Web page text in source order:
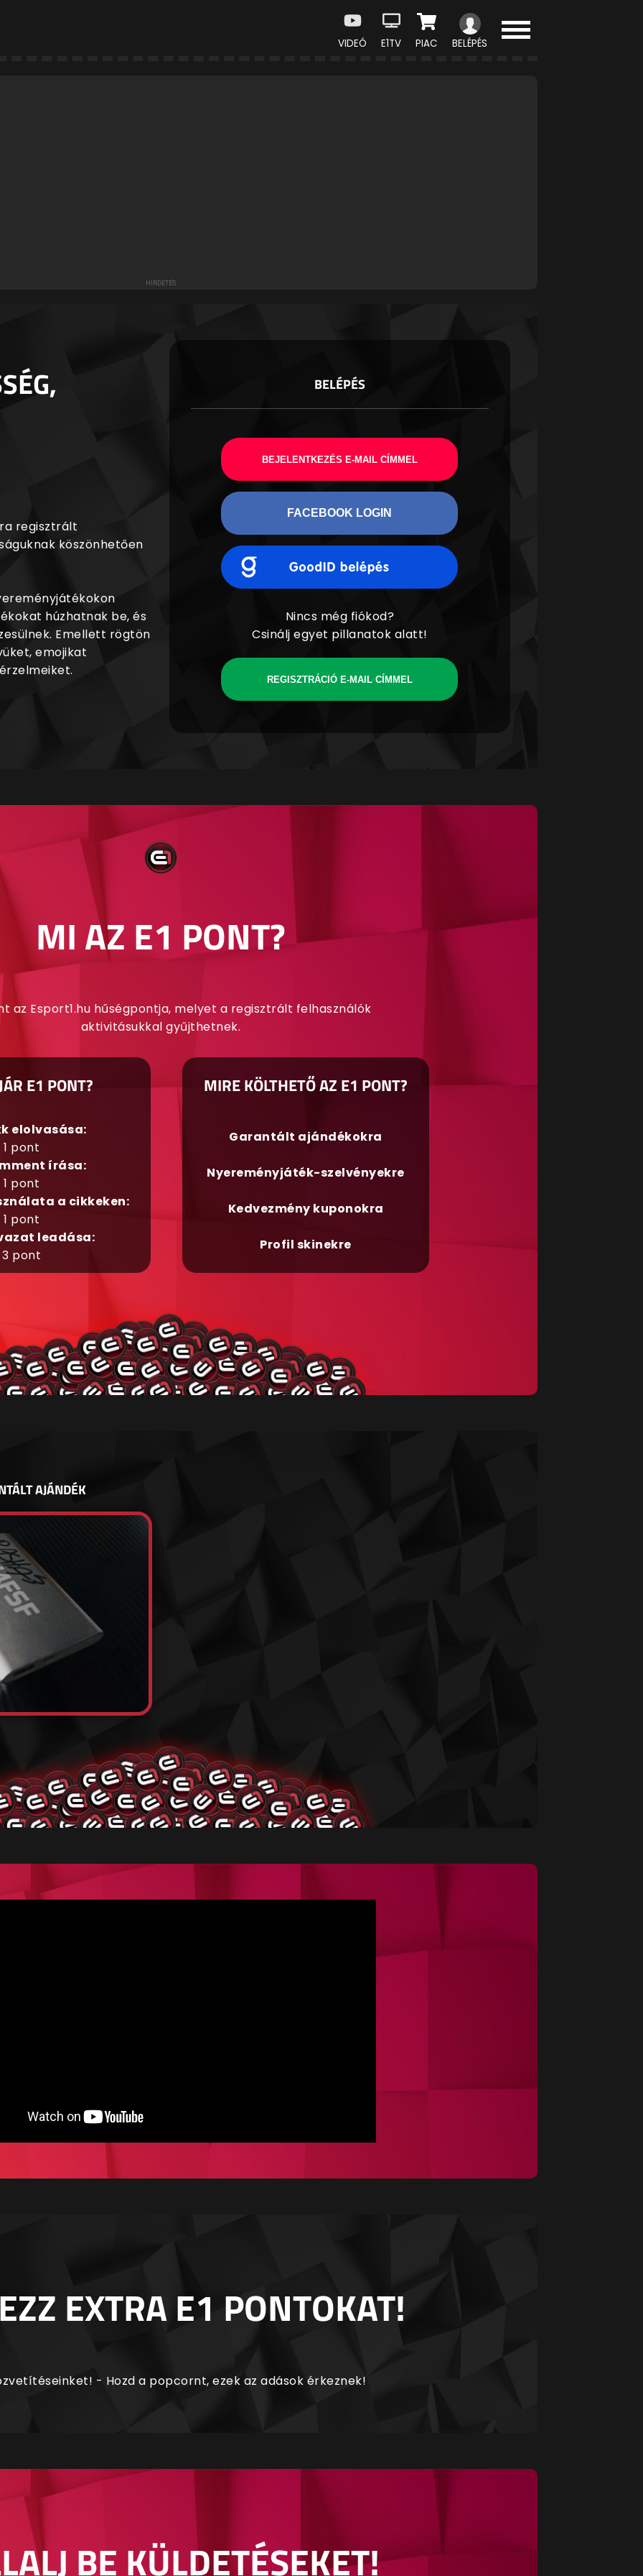
VIDEÓ E1TV PIAC BELÉPÉS
regisztrált
köszönhetően
húzhatnak be, és
Emellett rögtön
emojikat
BELÉPÉS
BEJELENTKEZÉS E-MAIL CÍMMEL
FACEBOOK LOGIN
Nincs még fiókod?
Csinálj egyet pillanatok alatt!
REGISZTRÁCIÓ E-MAIL CÍMMEL
MI AZ E1 PONT?
az Esport1.hu hűségpontja, melyet a regisztrált felhasználók
aktivitásukkal gyűjthetnek.
E1 PONT?
elolvasása:
1 pont
írása:
1 pont
a cikkeken:
1 pont
leadása:
3 pont
MIRE KÖLTHETŐ AZ E1 PONT?
Garantált ajándékokra
Nyereményjáték-szelvényekre
Kedvezmény kuponokra
Profil skinekre
AJÁNDÉK
EXTRA E1 PONTOKAT!
- Hozd a popcornt, ezek az adások érkeznek!
BE KÜLDETÉSEKET!